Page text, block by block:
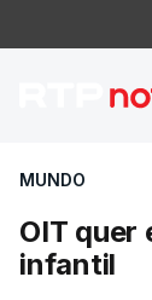
OIT
MUNDO
OIT quer
infantil